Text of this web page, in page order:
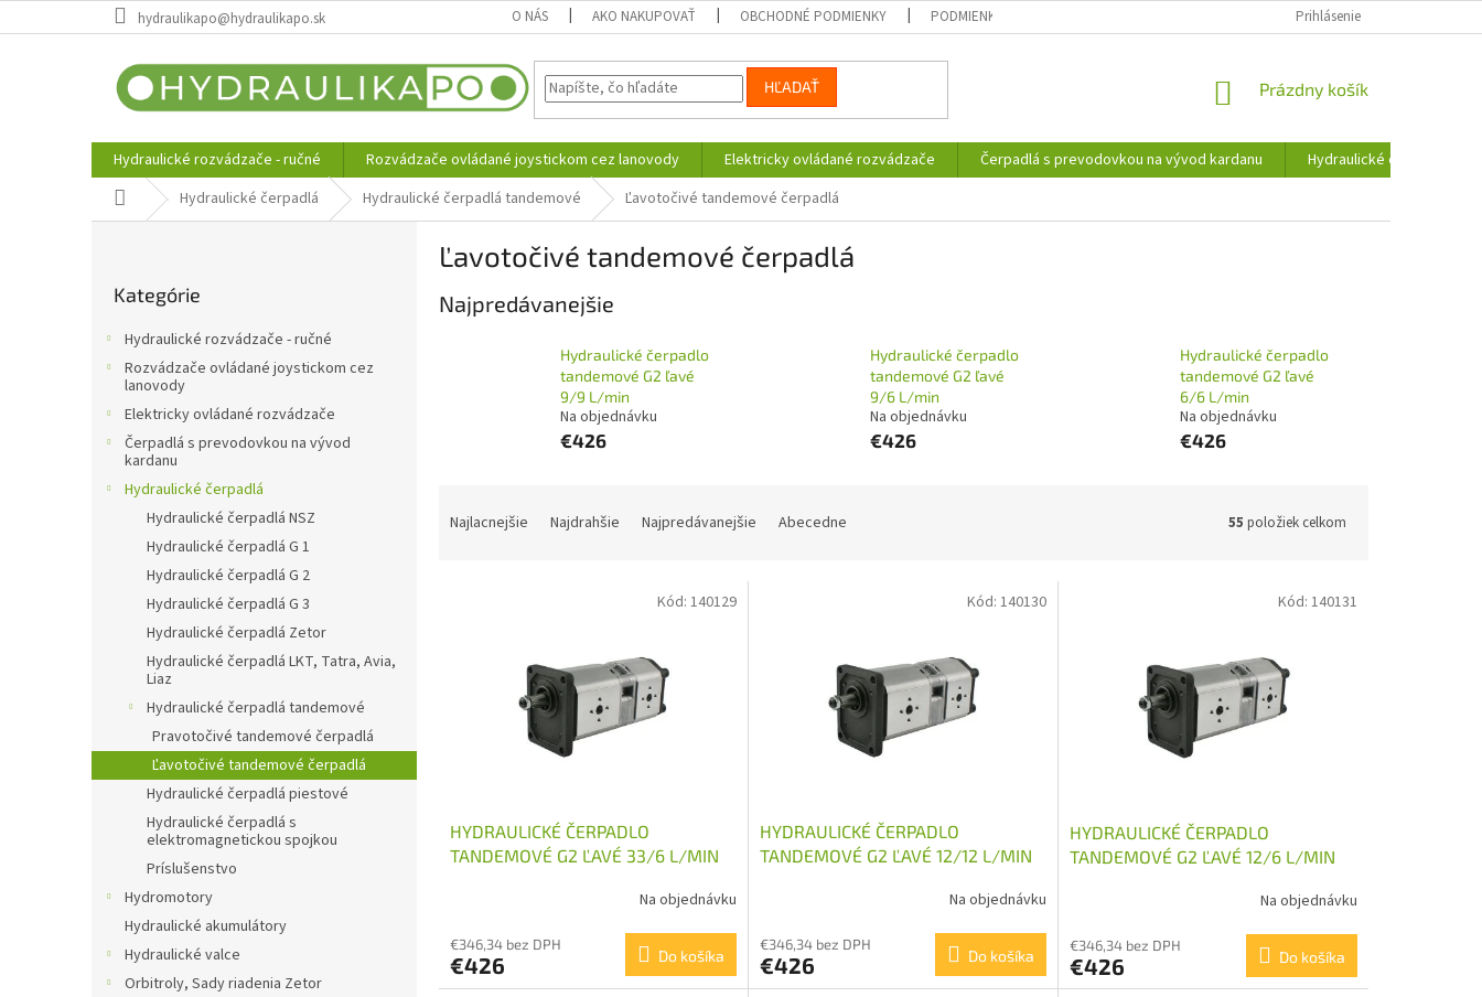
na
hydraulikapo@hydraulikapo.sk O NÁS AKO NAKUPOVAŤ OBCHODNÉ PODMIENKY PODMIENKY OCHRANY OSOBNÝCH ÚDAJOV INFORMÁCIE O SÚBOROCH COOKIES
Prihlásenie
HĽADAŤ
NÁKUPNÝ
Prázdny košík
Hydraulické rozvádzače - ručné Rozvádzače ovládané joystickom cez lanovody Elektricky ovládané rozvádzače Čerpadlá s prevodovkou na vývod kardanu
Hydraulické čerpadlá
DomovHydraulické čerpadlá Hydraulické čerpadlá tandemové Ľavotočivé tandemové čerpadlá
kategórie
Kategórie
Hydraulické rozvádzače - ručné
Rozvádzače ovládané joystickom cez
lanovody
Elektricky ovládané rozvádzače
Čerpadlá s prevodovkou na vývod
kardanu
Hydraulické čerpadlá
Hydraulické čerpadlá NSZ
Hydraulické čerpadlá G 1
Hydraulické čerpadlá G 2
Hydraulické čerpadlá G 3
Hydraulické čerpadlá Zetor
Hydraulické čerpadlá LKT, Tatra, Avia,
Liaz
Hydraulické čerpadlá tandemové
Pravotočivé tandemové čerpadlá
Ľavotočivé tandemové čerpadlá
Hydraulické čerpadlá piestové
Hydraulické čerpadlá s
elektromagnetickou spojkou
Príslušenstvo
Hydromotory
Hydraulické akumulátory
Hydraulické valce
Orbitroly, Sady riadenia Zetor
Ľavotočivé tandemové čerpadlá
Najpredávanejšie
Hydraulické čerpadlo
tandemové G2 ľavé
9/9 L/min
Na objednávku
€426
Hydraulické čerpadlo
tandemové G2 ľavé
9/6 L/min
Na objednávku
€426
Hydraulické čerpadlo
tandemové G2 ľavé
6/6 L/min
Na objednávku
€426
Najlacnejšie Najdrahšie Najpredávanejšie Abecedne 55 položiek celkom
HYDRAULICKÉ ČERPADLO
TANDEMOVÉ G2 ĽAVÉ 33/6 L/MIN
Na objednávku
€346,34 bez DPH
€426 Do košíka
Kód: 140129
HYDRAULICKÉ ČERPADLO
TANDEMOVÉ G2 ĽAVÉ 12/12 L/MIN
Na objednávku
€346,34 bez DPH
€426 Do košíka
Kód: 140130
HYDRAULICKÉ ČERPADLO
TANDEMOVÉ G2 ĽAVÉ 12/6 L/MIN
Na objednávku
€346,34 bez DPH
€426 Do košíka
Kód: 140131